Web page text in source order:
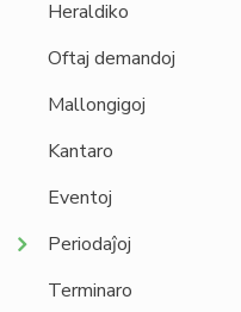
Heraldiko
Oftaj demandoj
Mallongigoj
Kantaro
Eventoj
Periodaĵoj
Terminaro